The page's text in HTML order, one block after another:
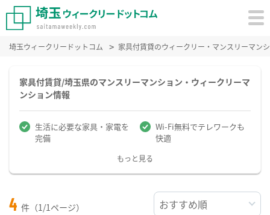
埼玉ウィークリードットコム 家具付賃貸のウィークリー・マンスリーマン
家具付賃貸/埼玉県のマンスリーマンション・ウィークリーマ
ンション情報
生活に必要な家具・家電を
完備
Wi-Fi無料でテレワークも
快適
もっと見る
4 件（1/1ページ）